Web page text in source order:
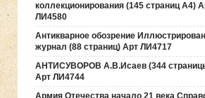
коллекционирования (145 страниц А4)
ЛИ4580
Антикварное обозрение
журнал (88 страниц) Арт ЛИ4717
АНТИСУВОРОВ А.В.Исаев (344
Арт ЛИ4744
Армия Отечества начало 21 века